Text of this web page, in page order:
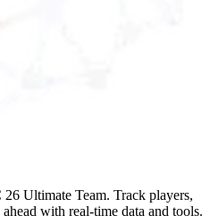
26 Ultimate Team. Track players,
with real-time data and tools.